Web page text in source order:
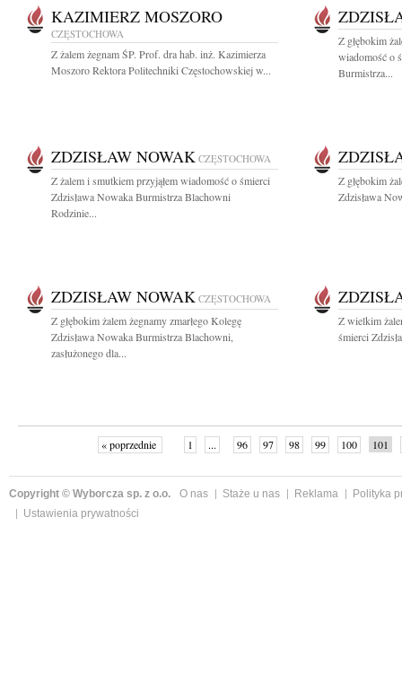
KAZIMIERZ MOSZORO
CZĘSTOCHOWA
Z żalem żegnam ŚP. Prof. dra hab. inż. Kazimierza
Moszoro Rektora Politechniki Częstochowskiej w...
Z głębokim
wiadomość o
Burmistrza...
ZDZISŁAW NOWAK CZĘSTOCHOWA
Z żalem i smutkiem przyjąłem wiadomość o śmierci
Zdzisława Nowaka Burmistrza Blachowni
Rodzinie...
Z głębokim
Zdzisława
ZDZISŁAW NOWAK CZĘSTOCHOWA
Z głębokim żalem żegnamy zmarłego Kolegę
Zdzisława Nowaka Burmistrza Blachowni,
zasłużonego dla...
Z wielkim
śmierci
« poprzednie 1 ... 96 97 98 99 100 101
Copyright © Wyborcza sp. z o.o. O nas Staże u nas Reklama
Polityka
Ustawienia prywatności